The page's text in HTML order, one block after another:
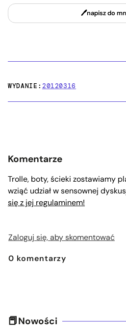
napisz do
WYDANIE:20120316
Komentarze
Trolle, boty, ścieki zostawiamy
wziąć udział w sensownej
się z jej regulaminem!
Zaloguj się, aby skomentować
0 komentarzy
Nowości